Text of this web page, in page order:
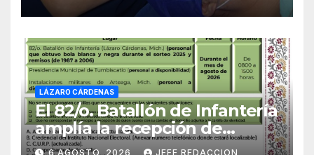
LÁZARO CÁRDENAS
El 82/o. Batallón de Infantería
amplía la recepción de
documentos para obtener La
6 AGOSTO, 2026 JEFE REDACCION